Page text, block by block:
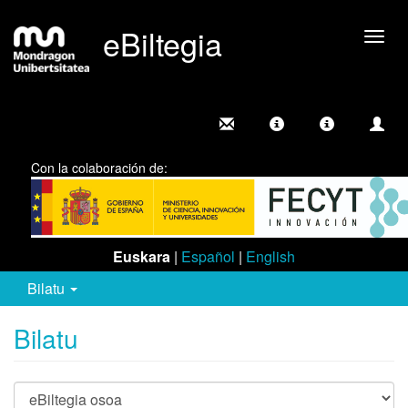
eBiltegia
Con la colaboración de:
Euskara | Español | English
Bilatu
Bilatu